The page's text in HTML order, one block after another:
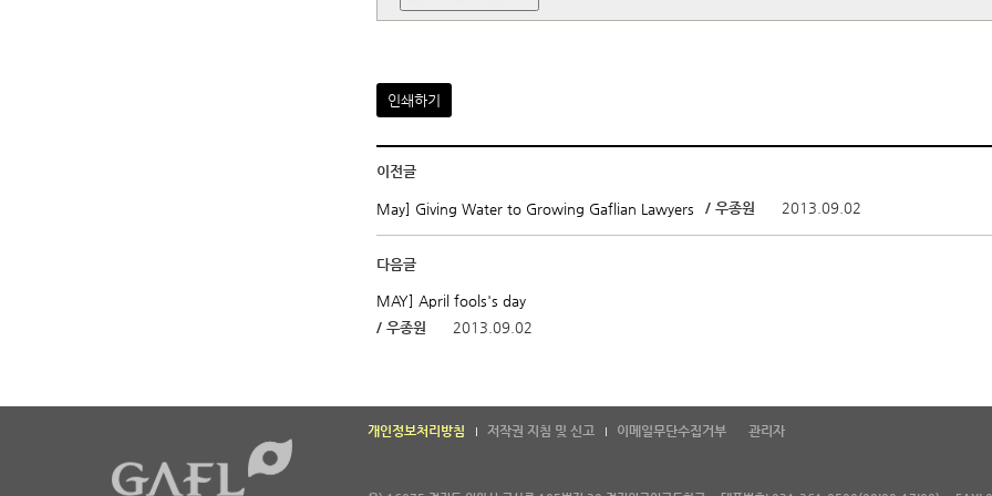
인쇄하기
이전글
May] Giving Water to Growing Gaflian Lawyers / 우종원 2013.09.02
다음글
MAY] April fools's day
/ 우종원
2013.09.02
개인정보처리방침 저작권 지침 및 신고 이메일무단수집거부 관리자